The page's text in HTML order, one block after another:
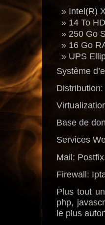
Intel(R)
14 To
250 Go
16 Go
UPS
Système
Base de
Services
Mail:
Firewall:
Plus tout
php,
le plus